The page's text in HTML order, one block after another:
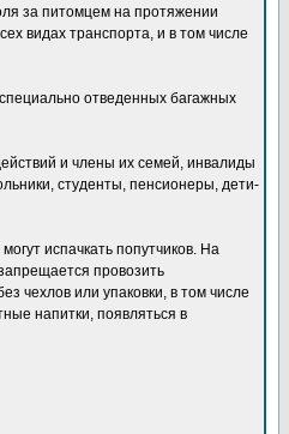
за питомцем на протяжении
видах транспорта, и в том числе
отведенных багажных
и члены их семей, инвалиды
студенты, пенсионеры, дети-
испачкать попутчиков. На
провозить
чехлов или упаковки, в том числе
напитки, появляться в